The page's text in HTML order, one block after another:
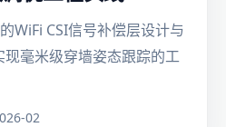
WiFi CSI信号补偿层设计与
毫米级穿墙姿态跟踪的工
02